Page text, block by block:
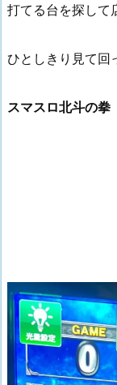
打てる台を探して
ひとしきり見て回
スマスロ北斗の